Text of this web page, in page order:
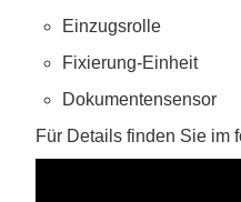
Einzugsrolle
Fixierung-Einheit
Dokumentensensor
Für Details finden Sie im